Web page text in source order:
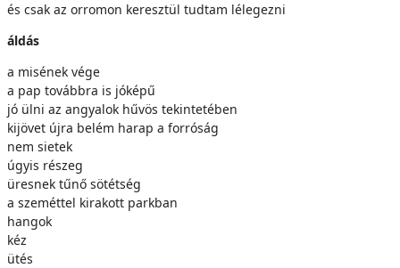
és csak az orromon keresztül tudtam lélegezni
áldás
a misének vége
a pap továbbra is jóképű
jó ülni az angyalok hűvös tekintetében
kijövet újra belém harap a forróság
nem sietek
úgyis részeg
üresnek tűnő sötétség
a szeméttel kirakott parkban
hangok
kéz
ütés